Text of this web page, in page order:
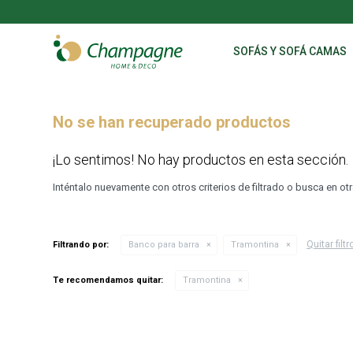
SOFÁS Y SOFÁ CAMAS
No se han recuperado productos
¡Lo sentimos! No hay productos en esta sección.
Inténtalo nuevamente con otros criterios de filtrado o busca en
Filtrando por: Banco para barra Tramontina Quitar
Te recomendamos quitar: Tramontina